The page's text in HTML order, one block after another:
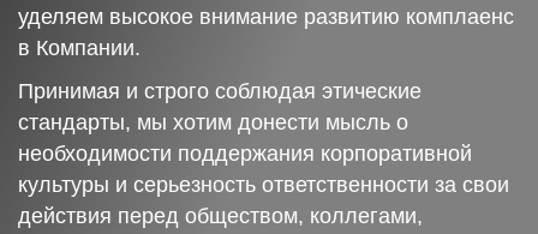
уделяем высокое внимание развитию комплаенс
в Компании.
Принимая и строго соблюдая этические
стандарты, мы хотим донести мысль о
необходимости поддержания корпоративной
культуры и серьезность ответственности за свои
действия перед обществом, коллегами,